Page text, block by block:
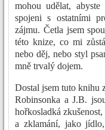
mohou udělat,
spojeni s ostatními
zájmu. Četla jsem
této knize, co mi
nebo děj, nebo styl
mně trvalý dojem.
Dostal jsem tuto knihu
Robinsonka a J.B.
hořkosladká
a zklamání, jako